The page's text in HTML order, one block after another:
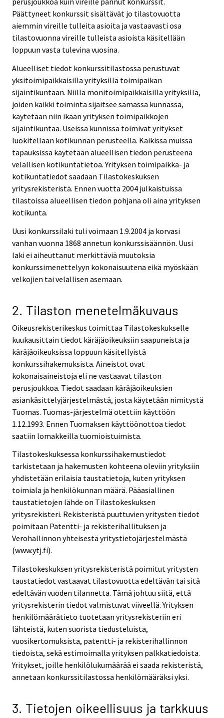
Päättyneet konkurssit sisältävät jo tilastovuotta
aiemmin vireille tulleita asioita ja vastaavasti osa
tilastovuonna vireille tulleista asioista käsitellään
loppuun vasta tulevina vuosina.
Alueelliset tiedot konkurssitilastossa perustuvat
yksitoimipaikkaisilla yrityksillä toimipaikan
sijaintikuntaan. Niillä monitoimipaikkaisilla yrityksillä,
joiden kaikki toiminta sijaitsee samassa kunnassa,
käytetään niin ikään yrityksen toimipaikkojen
sijaintikuntaa. Useissa kunnissa toimivat yritykset
luokitellaan kotikunnan perusteella. Kaikissa muissa
tapauksissa käytetään alueellisen tiedon perusteena
velallisen kotikuntatietoa. Yrityksen toimipaikka- ja
kotikuntatiedot saadaan Tilastokeskuksen
yritysrekisteristä. Ennen vuotta 2004 julkaistuissa
tilastoissa alueellisen tiedon pohjana oli aina yrityksen
kotikunta.
Uusi konkurssilaki tuli voimaan 1.9.2004 ja korvasi
vanhan vuonna 1868 annetun konkurssisäännön. Uusi
laki ei aiheuttanut merkittäviä muutoksia
konkurssimenettelyyn kokonaisuutena eikä myöskään
velkojien tai velallisen asemaan.
2. Tilaston menetelmäkuvaus
Oikeusrekisterikeskus toimittaa Tilastokeskukselle
kuukausittain tiedot käräjäoikeuksiin saapuneista ja
käräjäoikeuksissa loppuun käsitellyistä
konkurssihakemuksista. Aineistot ovat
kokonaisaineistoja eli ne vastaavat tilaston
perusjoukkoa. Tiedot saadaan käräjäoikeuksien
asiankäsittelyjärjestelmästä, josta käytetään nimitystä
Tuomas. Tuomas-järjestelmä otettiin käyttöön
1.12.1993. Ennen Tuomaksen käyttöönottoa tiedot
saatiin lomakkeilla tuomioistuimista.
Tilastokeskuksessa konkurssihakemustiedot
tarkistetaan ja hakemusten kohteena oleviin yrityksiin
yhdistetään erilaisia taustatietoja, kuten yrityksen
toimiala ja henkilökunnan määrä. Pääasiallinen
taustatietojen lähde on Tilastokeskuksen
yritysrekisteri. Rekisteristä puuttuvien yritysten tiedot
poimitaan Patentti- ja rekisterihallituksen ja
Verohallinnon yhteisestä yritystietojärjestelmästä
(www.ytj.fi).
Tilastokeskuksen yritysrekisteristä poimitut yritysten
taustatiedot vastaavat tilastovuotta edeltävän tai sitä
edeltävän vuoden tilannetta. Tämä johtuu siitä, että
yritysrekisterin tiedot valmistuvat viiveellä. Yrityksen
henkilömäärätieto tuotetaan yritysrekisteriin eri
lähteistä, kuten suorista tiedusteluista,
vuosikertomuksista, patentti- ja rekisterihallinnon
tiedoista, sekä estimoimalla yrityksen palkkatiedoista.
Yritykset, joille henkilölukumäärää ei saada rekisteristä,
annetaan konkurssitilastossa henkilömääräksi yksi.
3. Tietojen oikeellisuus ja tarkkuus